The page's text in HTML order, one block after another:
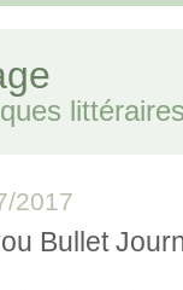
2017
Bullet